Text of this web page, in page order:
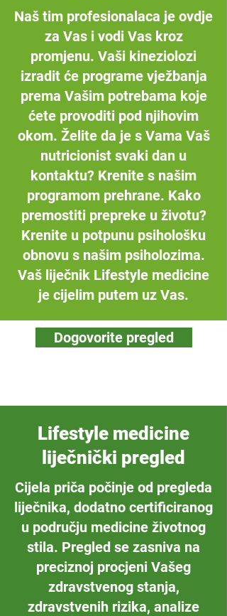
Naš tim profesionalaca je ovdje
za Vas i vodi Vas kroz
promjenu. Vaši kineziolozi
izradit će programe vježbanja
prema Vašim potrebama koje
ćete provoditi pod njihovim
okom. Želite da je s Vama Vaš
nutricionist svaki dan u
kontaktu? Krenite s našim
programom prehrane. Kako
premostiti prepreke u životu?
Krenite u potpunu psihološku
obnovu s našim psiholozima.
Vaš liječnik Lifestyle medicine
je cijelim putem uz Vas.
Dogovorite pregled
Lifestyle medicine
liječnički pregled
Cijela priča počinje od pregleda
liječnika, dodatno certificiranog
u području medicine životnog
stila. Pregled se zasniva na
preciznoj procjeni Vašeg
zdravstvenog stanja,
zdravstvenih rizika, analize